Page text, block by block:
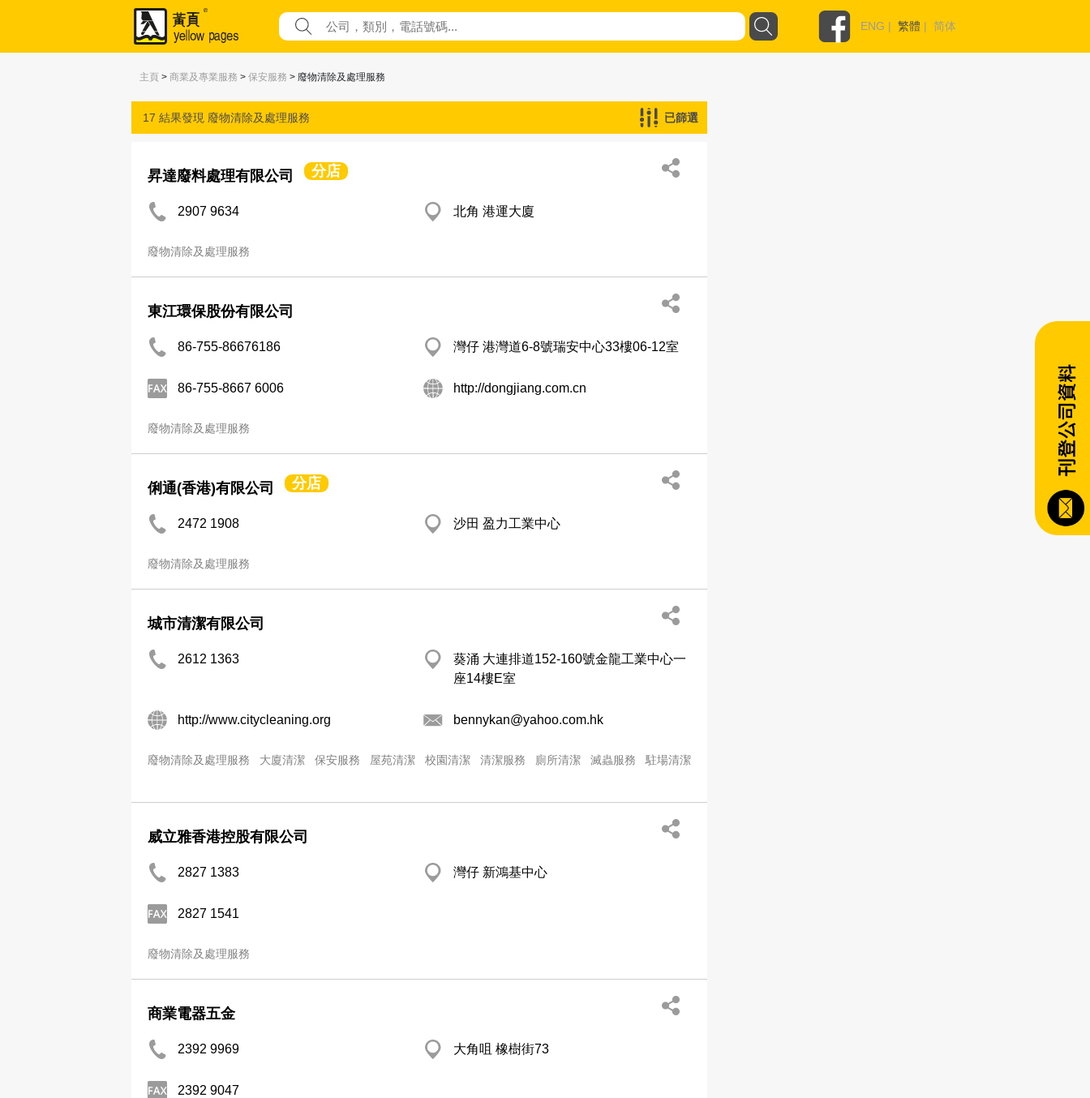
ENG | 繁體 | 简体
主頁 > 商業及專業服務 > 保安服務 > 廢物清除及處理服務
17 結果發現 廢物清除及處理服務 已篩選
昇達廢料處理有限公司 分店
2907 9634 北角 港運大廈
廢物清除及處理服務
東江環保股份有限公司
86-755-86676186 灣仔 港灣道6-8號瑞安中心33樓06-12室
86-755-8667 6006 http://dongjiang.com.cn
廢物清除及處理服務
俐通(香港)有限公司 分店
2472 1908 沙田 盈力工業中心
廢物清除及處理服務
城市清潔有限公司
2612 1363
葵涌 大連排道152-160號金龍工業中心一
座14樓E室
http://www.citycleaning.org bennykan@yahoo.com.hk
廢物清除及處理服務 大廈清潔 保安服務 屋苑清潔 校園清潔 清潔服務 廁所清潔 滅蟲服務 駐場清潔
威立雅香港控股有限公司
2827 1383 灣仔 新鴻基中心
2827 1541
廢物清除及處理服務
商業電器五金
2392 9969 大角咀 橡樹街73
2392 9047